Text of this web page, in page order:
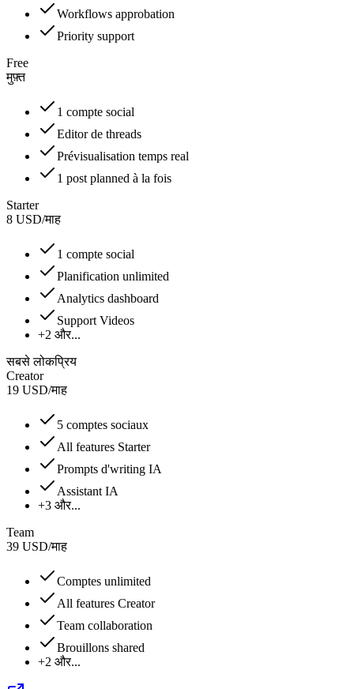
Workflows approbation
Priority support
Free
मुफ़्त
1 compte social
Editor de threads
Prévisualisation temps real
1 post planned à la fois
Starter
8 USD/माह
1 compte social
Planification unlimited
Analytics dashboard
Support Videos
+2 और...
सबसे लोकप्रिय
Creator
19 USD/माह
5 comptes sociaux
All features Starter
Prompts d'writing IA
Assistant IA
+3 और...
Team
39 USD/माह
Comptes unlimited
All features Creator
Team collaboration
Brouillons shared
+2 और...